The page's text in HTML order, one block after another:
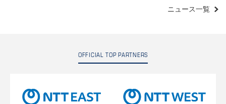
ニュース一覧
OFFICIAL TOP PARTNERS